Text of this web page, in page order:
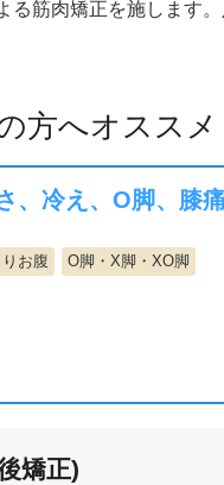
る筋肉矯正を施します
方へオススメ
、冷え、O脚、膝
お腹 O脚・X脚・XO脚
矯正)